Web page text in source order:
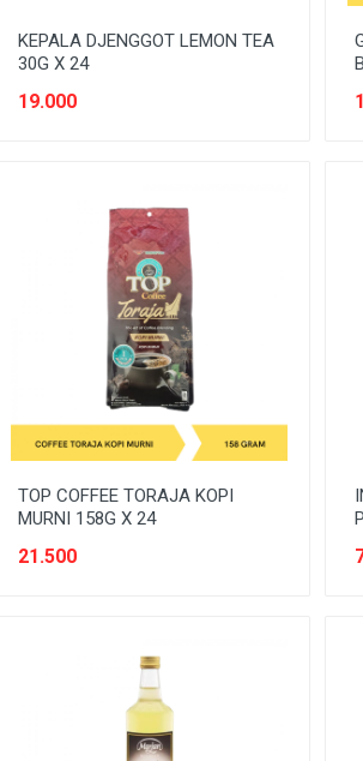
KEPALA DJENGGOT LEMON TEA
30G X 24
19.000
TOP COFFEE TORAJA KOPI
MURNI 158G X 24
21.500